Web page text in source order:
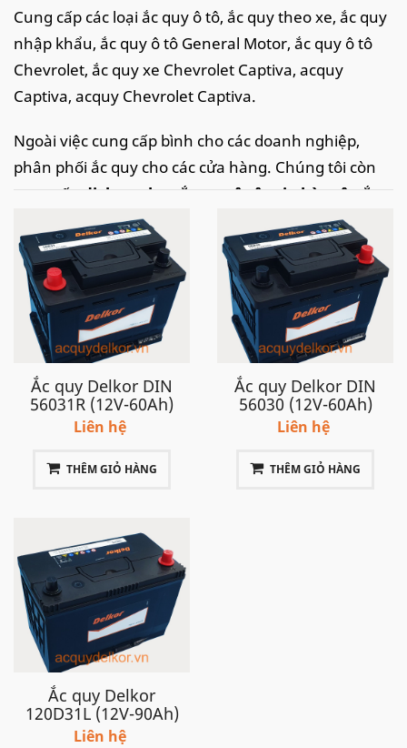
Cung cấp các loại ắc quy ô tô, ắc quy theo xe, ắc quy
nhập khẩu, ắc quy ô tô General Motor, ắc quy ô tô
Chevrolet, ắc quy xe Chevrolet Captiva, acquy
Captiva, acquy Chevrolet Captiva.
Ngoài việc cung cấp bình cho các doanh nghiệp,
phân phối ắc quy cho các cửa hàng. Chúng tôi còn
cung cấp
dịch vụ thay ắc quy ô tô tại nhà
, câu ắc
quy ô tô, kích ắc quy ô tô
nhanh chóng, tiện lợi tại
khắp các tỉnh thành tại Việt Nam như: Hà Nội,Thanh
Hoá, Ninh Bình, thành phố Hồ Chí Minh, Đà Nẵng,
Hải Phòng.. với tốc độ nhanh chóng kịp thời và dịch
vụ chuyên nghiệp, chắc chắn sẽ làm hài lòng quý
khách
Xe Chevrolet Captiva trước 2015 sử dụng bình ắc quy
12V - 60Ah DIN 56031, bình DIN 60R (cọc phải, cọc
Ắc quy Delkor DIN
56031R (12V-60Ah)
Liên hệ
THÊM GIỎ HÀNG
Ắc quy Delkor DIN
56030 (12V-60Ah)
Liên hệ
THÊM GIỎ HÀNG
Ắc quy Delkor
120D31L (12V-90Ah)
Liên hệ